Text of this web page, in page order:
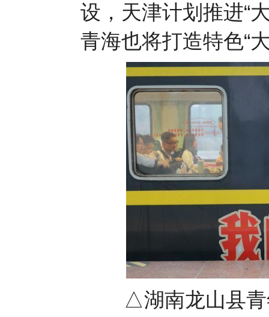
设，天津计划推进“
青海也将打造特色“
△湖南龙山县青